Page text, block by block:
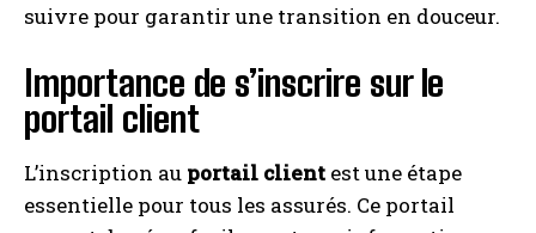
suivre pour garantir une transition en douceur.
Importance de s’inscrire sur le
portail client
L’inscription au portail client est une étape
essentielle pour tous les assurés. Ce portail